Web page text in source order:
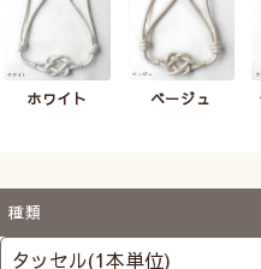
ホワイト ベージュ
種類